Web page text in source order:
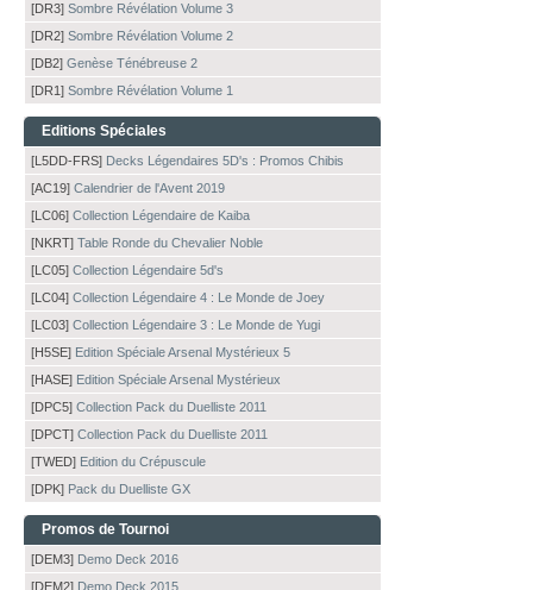
[DR3] Sombre Révélation Volume 3
[DR2] Sombre Révélation Volume 2
[DB2] Genèse Ténébreuse 2
[DR1] Sombre Révélation Volume 1
Editions Spéciales
[L5DD-FRS] Decks Légendaires 5D's : Promos Chibis
[AC19] Calendrier de l'Avent 2019
[LC06] Collection Légendaire de Kaiba
[NKRT] Table Ronde du Chevalier Noble
[LC05] Collection Légendaire 5d's
[LC04] Collection Légendaire 4 : Le Monde de Joey
[LC03] Collection Légendaire 3 : Le Monde de Yugi
[H5SE] Edition Spéciale Arsenal Mystérieux 5
[HASE] Edition Spéciale Arsenal Mystérieux
[DPC5] Collection Pack du Duelliste 2011
[DPCT] Collection Pack du Duelliste 2011
[TWED] Edition du Crépuscule
[DPK] Pack du Duelliste GX
Promos de Tournoi
[DEM3] Demo Deck 2016
[DEM2] Demo Deck 2015